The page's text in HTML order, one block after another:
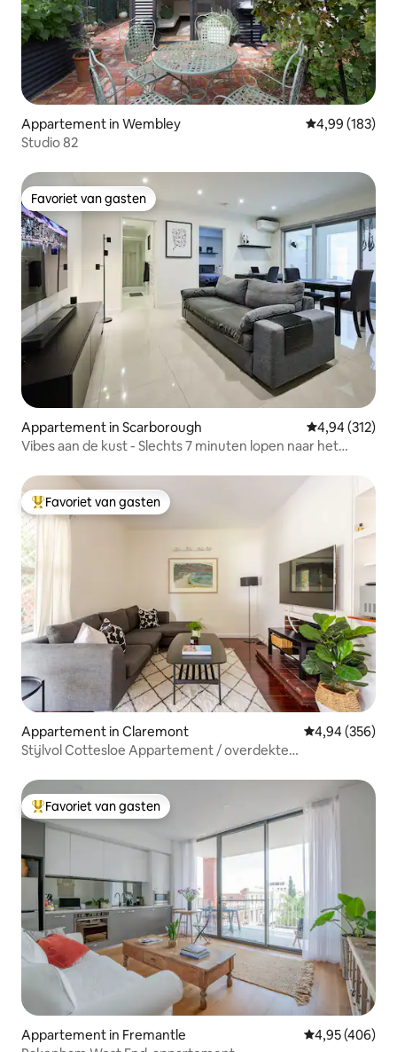
Appartement in Wembley Gemiddelde
4,99 (183)
Studio 82
Favoriet van gasten
Favoriet van gasten
Appartement in Scarborough Gemiddelde
4,94 (312)
Vibes aan de kust - Slechts 7 minuten lopen naar het
Topfavoriet van gasten
Favoriet van gasten
Appartement in Claremont Gemiddelde
4,94 (356)
Stijlvol Cottesloe Appartement / overdekte
Topfavoriet van gasten
Favoriet van gasten
Appartement in Fremantle Gemiddelde
4,95 (406)